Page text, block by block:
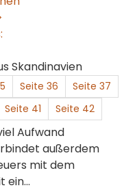
Skandinavien
handelt es
der mit
verkleidet ist.
Aufwand
außerdem
mit dem
ein...
Seite 36
Seite 37
Seite 41
Seite 42